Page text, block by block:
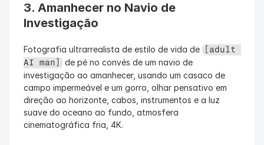
3. Amanhecer no Navio de
Investigação
Fotografia ultrarrealista de estilo de vida de
[adult
AI man] de pé no convés de um navio de
investigação ao amanhecer, usando um casaco de
campo impermeável e um gorro, olhar pensativo em
direção ao horizonte, cabos, instrumentos e a luz
suave do oceano ao fundo, atmosfera
cinematográfica fria, 4K.